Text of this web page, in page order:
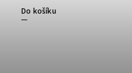
Do košíku